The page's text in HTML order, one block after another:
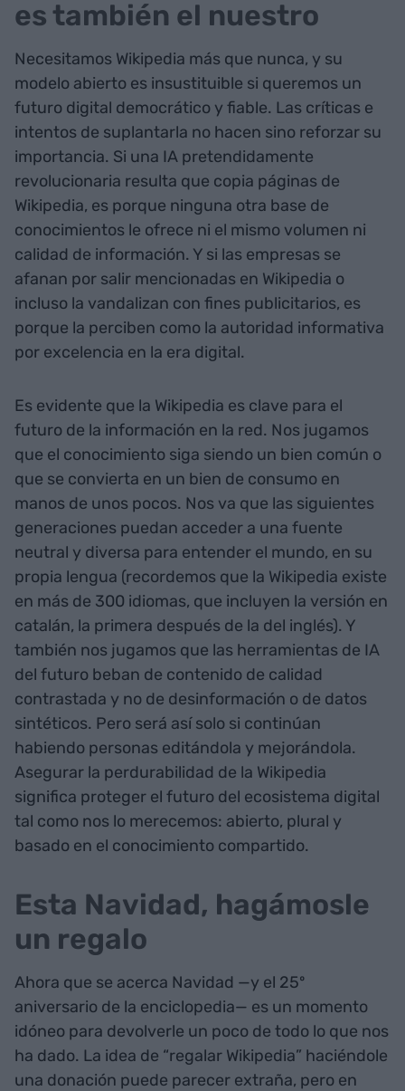
es también el nuestro
Necesitamos Wikipedia más que nunca, y su
modelo abierto es insustituible si queremos un
futuro digital democrático y fiable. Las críticas e
intentos de suplantarla no hacen sino reforzar su
importancia. Si una IA pretendidamente
revolucionaria resulta que copia páginas de
Wikipedia, es porque ninguna otra base de
conocimientos le ofrece ni el mismo volumen ni
calidad de información. Y si las empresas se
afanan por salir mencionadas en Wikipedia o
incluso la vandalizan con fines publicitarios, es
porque la perciben como la autoridad informativa
por excelencia en la era digital.
Es evidente que la Wikipedia es clave para el
futuro de la información en la red. Nos jugamos
que el conocimiento siga siendo un bien común o
que se convierta en un bien de consumo en
manos de unos pocos. Nos va que las siguientes
generaciones puedan acceder a una fuente
neutral y diversa para entender el mundo, en su
propia lengua (recordemos que la Wikipedia existe
en más de 300 idiomas, que incluyen la versión en
catalán, la primera después de la del inglés). Y
también nos jugamos que las herramientas de IA
del futuro beban de contenido de calidad
contrastada y no de desinformación o de datos
sintéticos. Pero será así solo si continúan
habiendo personas editándola y mejorándola.
Asegurar la perdurabilidad de la Wikipedia
significa proteger el futuro del ecosistema digital
tal como nos lo merecemos: abierto, plural y
basado en el conocimiento compartido.
Esta Navidad, hagámosle
un regalo
Ahora que se acerca Navidad —y el 25º
aniversario de la enciclopedia— es un momento
idóneo para devolverle un poco de todo lo que nos
ha dado. La idea de “regalar Wikipedia” haciéndole
una donación puede parecer extraña, pero en